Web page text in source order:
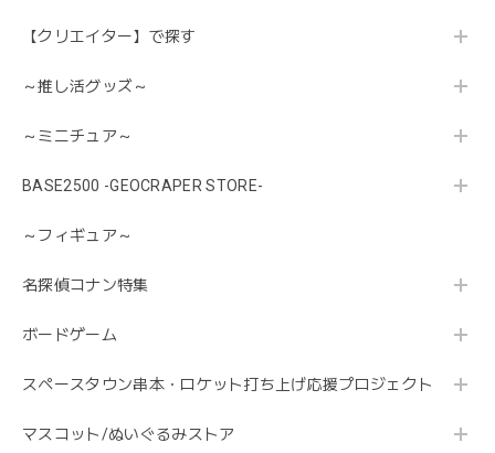
【クリエイター】で探す
～推し活グッズ～
～ミニチュア～
BASE2500 -GEOCRAPER STORE-
～フィギュア～
名探偵コナン特集
ボードゲーム
スペースタウン串本・ロケット打ち上げ応援プロジェクト
マスコット/ぬいぐるみストア